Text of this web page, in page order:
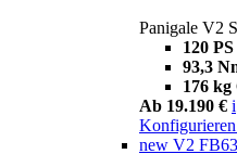
Panigale V2 S
120 PS
93,3
176 kg
Ab 19.190 € i
Konfigurieren
new V2 FB63